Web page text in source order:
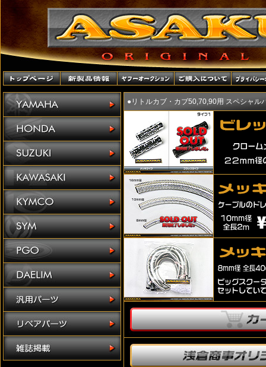
●リトルカブ・カブ50,70,90用 スペシャル